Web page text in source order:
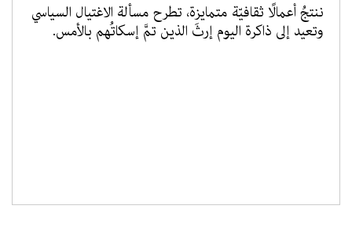
ننتجُ أعمالًا ثقافيّة متمايزة، تطرح مسألة الاغتيال السياسي
وتعيد إلى ذاكرة اليوم إرثَ الذين تمَّ إسكاتُهم بالأمس.